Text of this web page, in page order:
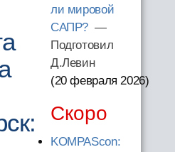
ли мировой
САПР? —
Подготовил
Д.Левин
(20 февраля 2026)
Скоро
KOMPAScon: